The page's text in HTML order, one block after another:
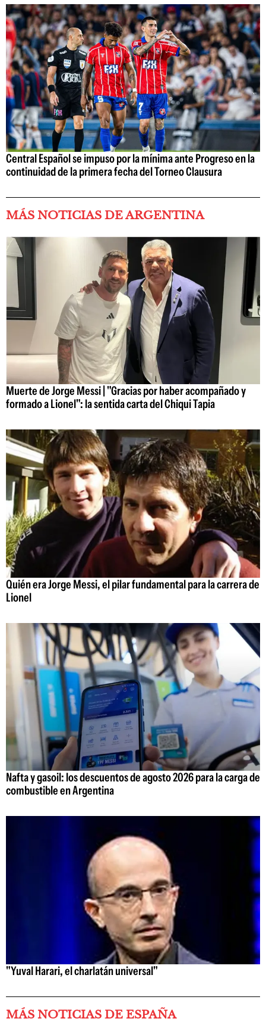
Central Español se impuso por la mínima ante Progreso en la
continuidad de la primera fecha del Torneo Clausura
MÁS NOTICIAS DE ARGENTINA
Muerte de Jorge Messi | "Gracias por haber acompañado y
formado a Lionel": la sentida carta del Chiqui Tapia
Quién era Jorge Messi, el pilar fundamental para la carrera de
Lionel
Nafta y gasoil: los descuentos de agosto 2026 para la carga de
combustible en Argentina
"Yuval Harari, el charlatán universal"
MÁS NOTICIAS DE ESPAÑA